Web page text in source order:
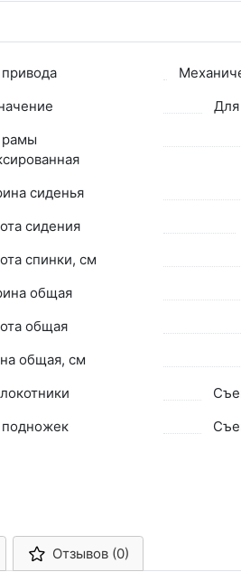
сиденья
сидения
спинки, см
общая
общая
общая, см
Отзывов (0)